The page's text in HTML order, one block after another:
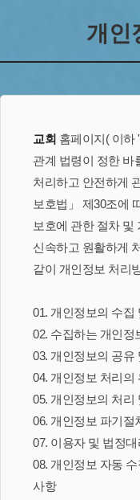
개인
교회 홈페이지(이하 '
관계 법령이 정한 바
처리하고 안전하게
보호법」 제30조에
보호에 관한 절차 및
신속하고 원활하게
같이 개인정보 처리
01. 개인정보의 수집
02. 수집하는 개인정
03. 개인정보의 공유
04. 개인정보 처리의
05. 개인정보의 처리
06. 개인정보 파기절
07. 이용자 및 법정
08. 개인정보 자동
사항